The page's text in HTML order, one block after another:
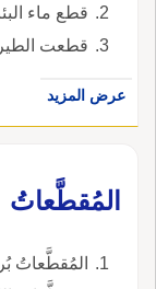
قطع ماء
قطعت الطير
عرض المزيد
المُقطَّعاتُ
المُقطَّعاتُ